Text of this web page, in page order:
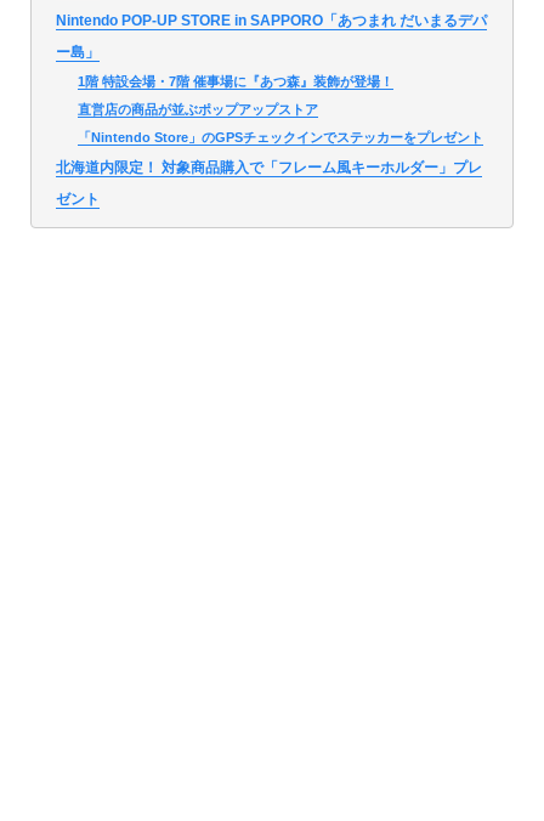
Nintendo POP-UP STORE in SAPPORO「あつまれ だいまるデパ
ー島」
1階 特設会場・7階 催事場に『あつ森』装飾が登場！
直営店の商品が並ぶポップアップストア
「Nintendo Store」のGPSチェックインでステッカーをプレゼント
北海道内限定！ 対象商品購入で「フレーム風キーホルダー」プレ
ゼント